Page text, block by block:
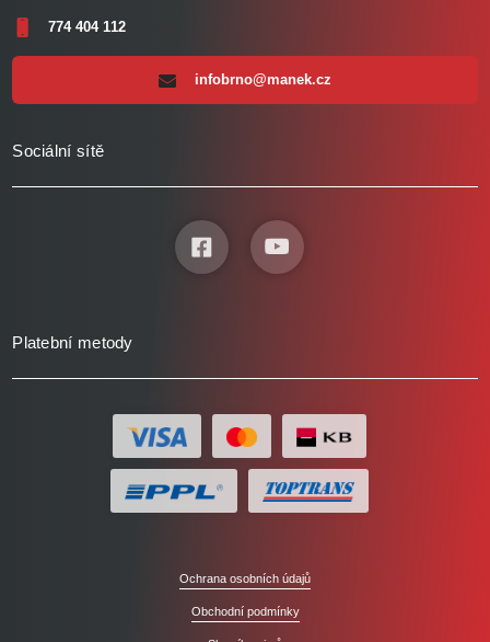
774 404 112
infobrno@manek.cz
Sociální sítě
Platební metody
Ochrana osobních údajů
Obchodní podmínky